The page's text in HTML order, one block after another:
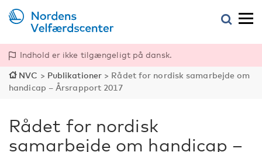
Indhold er ikke tilgængeligt på dansk.
NVC > Publikationer > Rådet for nordisk samarbejde om
handicap – Årsrapport 2017
Rådet for nordisk
samarbejde om handicap –